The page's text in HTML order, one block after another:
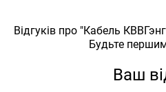
Відгуків про "Кабель
Будьте
Ваш